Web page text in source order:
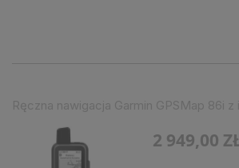
2 949,00